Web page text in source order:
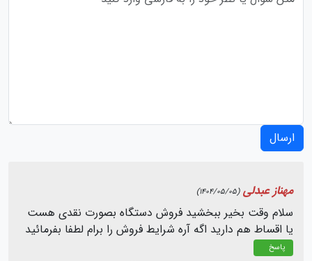
ارسال
مهناز عبدلی(1404/05/05)
سلام وقت بخیر ببخشید فروش دستگاه بصورت نقدی هست
یا اقساط هم دارید اگه آره شرایط فروش را برام لطفا بفرمائید
پاسخ